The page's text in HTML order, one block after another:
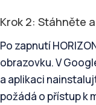
Krok 2: Stáhněte
Po zapnutí
obrazovku. V
a aplikaci
požádá o přístup k